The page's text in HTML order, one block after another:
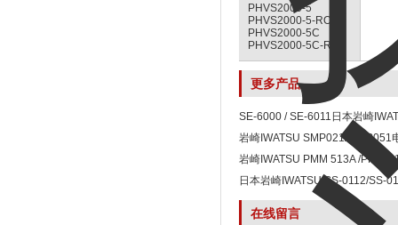
PHVS2000-5
PHVS2000-5-RO
PHVS2000-5C
PHVS2000-5C-RO
更多产品
SE-6000 / SE-6011日本岩崎
高压隔离探头
岩崎IWATSU SMP021/ SMP051
岩崎IWATSU PMM 513A /PMM
头
日本岩崎IWATSU SS-0112/SS-
在线留言